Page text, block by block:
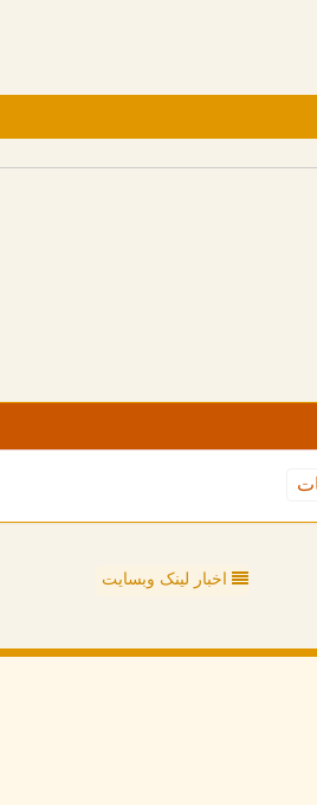
اخبار لینک وبسایت